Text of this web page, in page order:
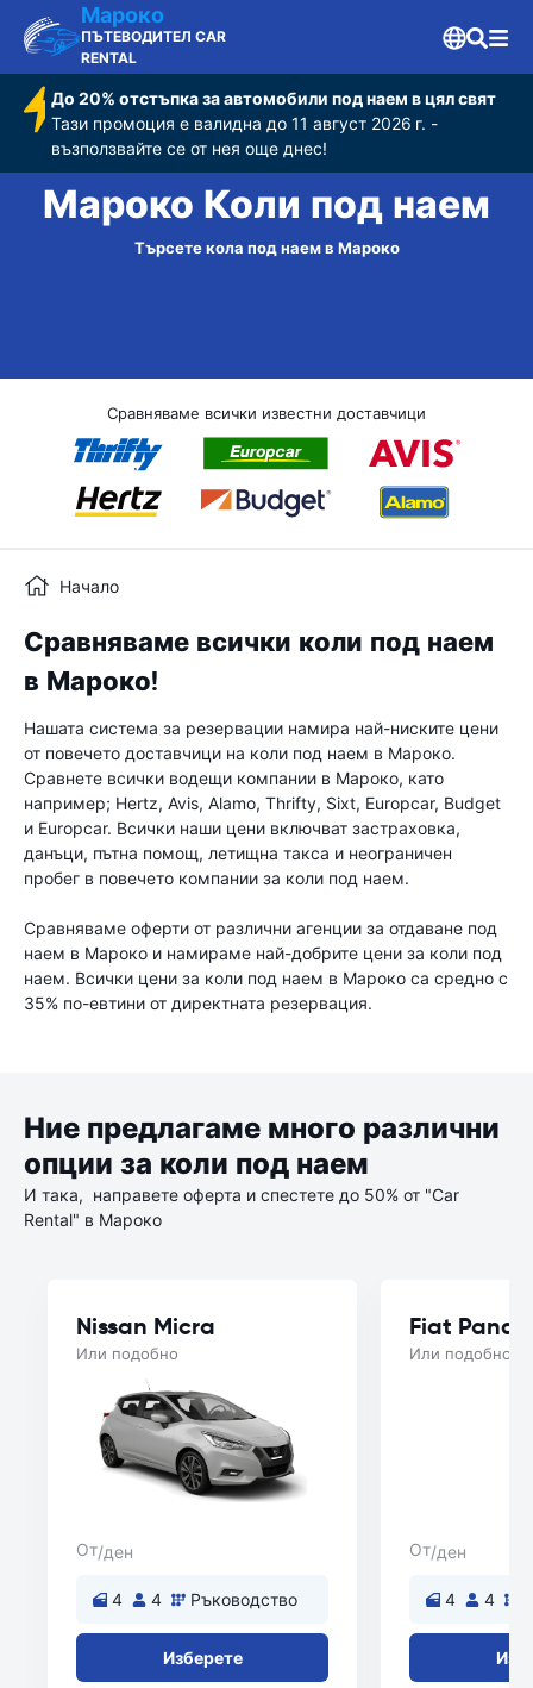
Мароко
ПЪТЕВОДИТЕЛ CAR
RENTAL
До 20% отстъпка за автомобили под наем в цял свят
Тази промоция е валидна до 11 август 2026 г. -
възползвайте се от нея още днес!
Мароко Коли под наем
Търсете кола под наем в Мароко
Сравняваме всички известни доставчици
Начало
Сравняваме всички коли под наем
в Мароко!
Нашата система за резервации намира най-ниските цени
от повечето доставчици на коли под наем в Мароко.
Сравнете всички водещи компании в Мароко, като
например; Hertz, Avis, Alamo, Thrifty, Sixt, Europcar, Budget
и Europcar. Всички наши цени включват застраховка,
данъци, пътна помощ, летищна такса и неограничен
пробег в повечето компании за коли под наем.
Сравняваме оферти от различни агенции за отдаване под
наем в Мароко и намираме най-добрите цени за коли под
наем. Всички цени за коли под наем в Мароко са средно с
35% по-евтини от директната резервация.
Ние предлагаме много различни
опции за коли под наем
И така, направете оферта и спестете до 50% от "Car
Rental" в Мароко
Nissan Micra
Или подобно
От/ден
4 4 Ръководство
Изберете
Fiat Panda
Или подобно
От/ден
4 4